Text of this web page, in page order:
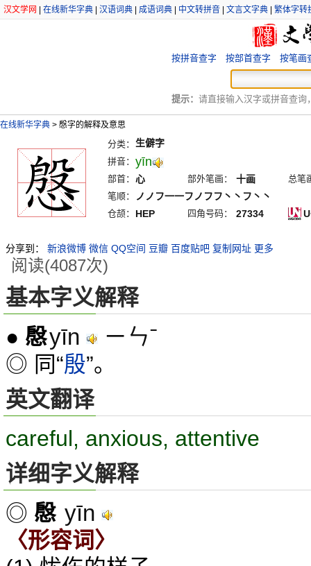
汉文学网 在线新华字典 汉语词典 成语词典 中文转拼音 文言文字典 繁体字转
按拼音查字 按部首查字 按笔画
提示： 请直接输入汉字或拼音查询
在线新华字典 > 慇字的解释及意思
分类： 生僻字
拼音： yīn
部首： 心 部外笔画： 十画
总笔
笔顺：
ノノフ一一フノフフ丶丶フ丶丶
仓颉： HEP 四角号码： 27334
分享到： 新浪微博 微信 QQ空间 豆瓣 百度贴吧 复制网址 更多
阅读(4087次)
基本字义解释
● 慇yīn ㄧㄣˉ
◎ 同“殷”。
英文翻译
careful, anxious, attentive
详细字义解释
◎ 慇 yīn
〈形容词〉